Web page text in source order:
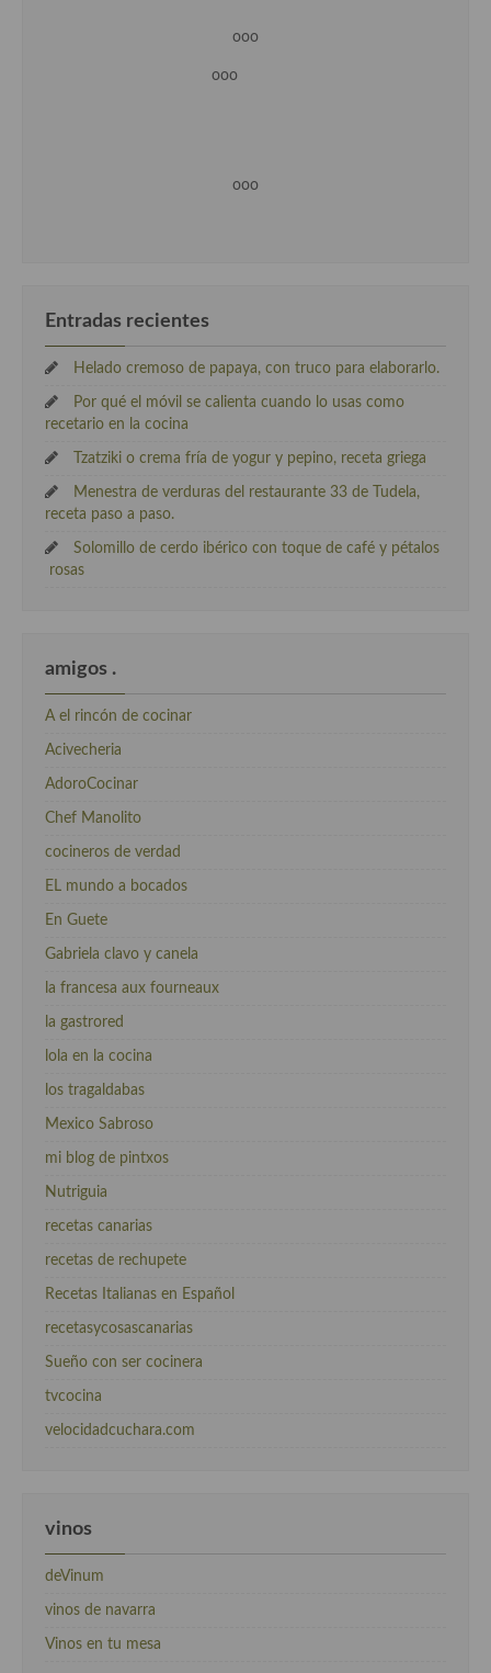
ooo
ooo
ooo
Entradas recientes
Helado cremoso de papaya, con truco para elaborarlo.
Por qué el móvil se calienta cuando lo usas como
recetario en la cocina
Tzatziki o crema fría de yogur y pepino, receta griega
Menestra de verduras del restaurante 33 de Tudela,
receta paso a paso.
Solomillo de cerdo ibérico con toque de café y pétalos
rosas
amigos .
A el rincón de cocinar
Acivecheria
AdoroCocinar
Chef Manolito
cocineros de verdad
EL mundo a bocados
En Guete
Gabriela clavo y canela
la francesa aux fourneaux
la gastrored
lola en la cocina
los tragaldabas
Mexico Sabroso
mi blog de pintxos
Nutriguia
recetas canarias
recetas de rechupete
Recetas Italianas en Español
recetasycosascanarias
Sueño con ser cocinera
tvcocina
velocidadcuchara.com
vinos
deVinum
vinos de navarra
Vinos en tu mesa